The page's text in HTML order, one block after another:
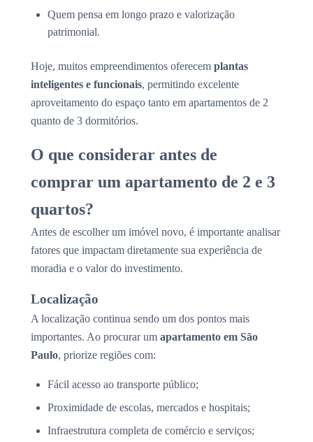
Quem pensa em longo prazo e valorização
patrimonial.
Hoje, muitos empreendimentos oferecem plantas
inteligentes e funcionais, permitindo excelente
aproveitamento do espaço tanto em apartamentos de 2
quanto de 3 dormitórios.
O que considerar antes de
comprar um apartamento de 2 e 3
quartos?
Antes de escolher um imóvel novo, é importante analisar
fatores que impactam diretamente sua experiência de
moradia e o valor do investimento.
Localização
A localização continua sendo um dos pontos mais
importantes. Ao procurar um apartamento em São
Paulo, priorize regiões com:
Fácil acesso ao transporte público;
Proximidade de escolas, mercados e hospitais;
Infraestrutura completa de comércio e serviços;